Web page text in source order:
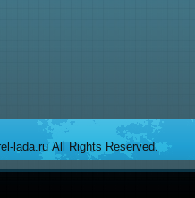
lada.ru All Rights Reserved.